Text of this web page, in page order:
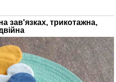
зав'язках, трикотажна,